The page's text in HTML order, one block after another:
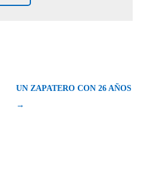
UN ZAPATERO CON 26 AÑOS
→